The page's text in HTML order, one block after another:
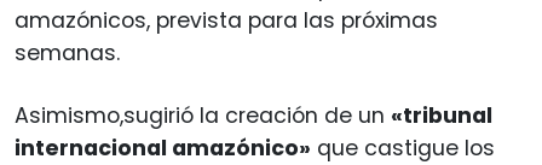
amazónicos, prevista para las próximas
semanas.
Asimismo,sugirió la creación de un «tribunal
internacional amazónico» que castigue los